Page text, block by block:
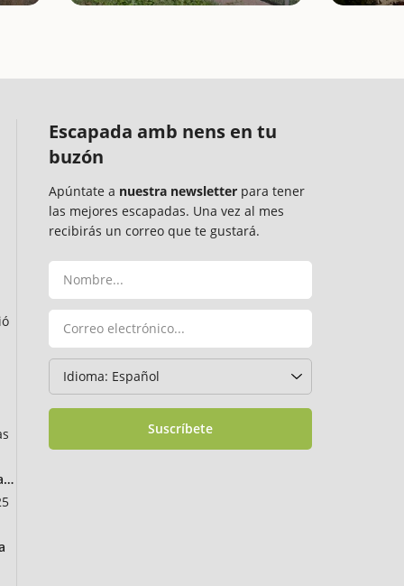
Escapada amb nens en tu
buzón
Apúntate a nuestra newsletter para tener
las mejores escapadas. Una vez al mes
recibirás un correo que te gustará.
Suscríbete